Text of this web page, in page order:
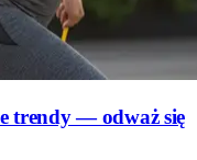
trendy — odważ się